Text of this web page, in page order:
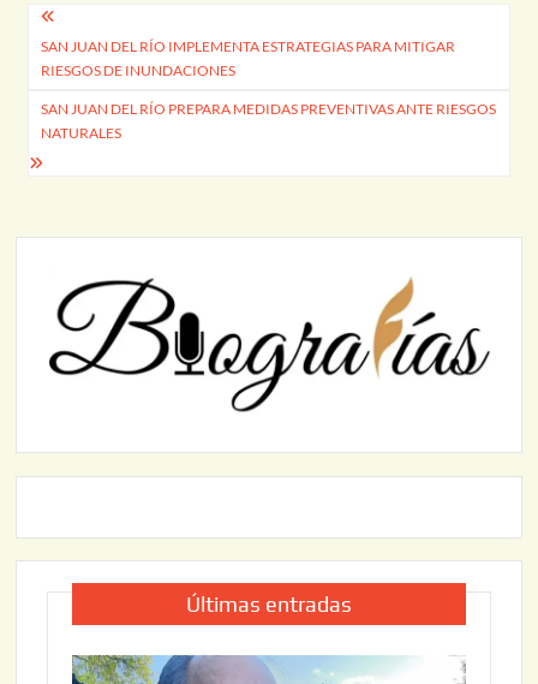
Navegación
de
entradas
SAN JUAN DEL RÍO IMPLEMENTA ESTRATEGIAS PARA MITIGAR
RIESGOS DE INUNDACIONES
SAN JUAN DEL RÍO PREPARA MEDIDAS PREVENTIVAS ANTE RIESGOS
NATURALES
Últimas entradas